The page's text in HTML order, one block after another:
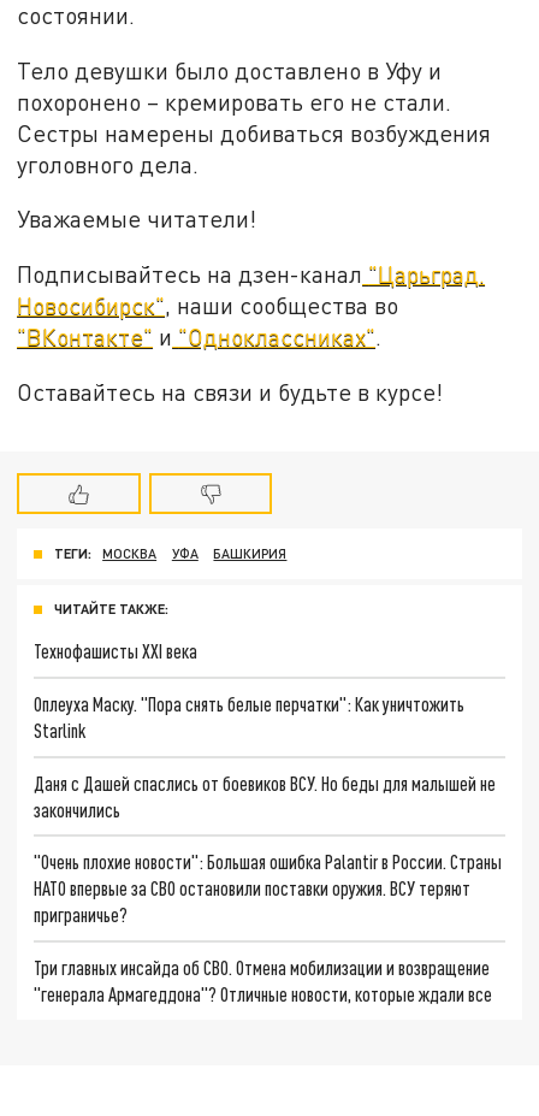
состоянии.
Тело девушки было доставлено в Уфу и
похоронено – кремировать его не стали.
Сестры намерены добиваться возбуждения
уголовного дела.
Уважаемые читатели!
Подписывайтесь на дзен-канал "Царьград.
Новосибирск", наши сообщества во
"ВКонтакте" и "Одноклассниках".
Оставайтесь на связи и будьте в курсе!
ТЕГИ: МОСКВА УФА БАШКИРИЯ
ЧИТАЙТЕ ТАКЖЕ:
Технофашисты XXI века
Оплеуха Маску. "Пора снять белые перчатки": Как уничтожить
Starlink
Даня с Дашей спаслись от боевиков ВСУ. Но беды для малышей не
закончились
"Очень плохие новости": Большая ошибка Palantir в России. Страны
НАТО впервые за СВО остановили поставки оружия. ВСУ теряют
приграничье?
Три главных инсайда об СВО. Отмена мобилизации и возвращение
"генерала Армагеддона"? Отличные новости, которые ждали все